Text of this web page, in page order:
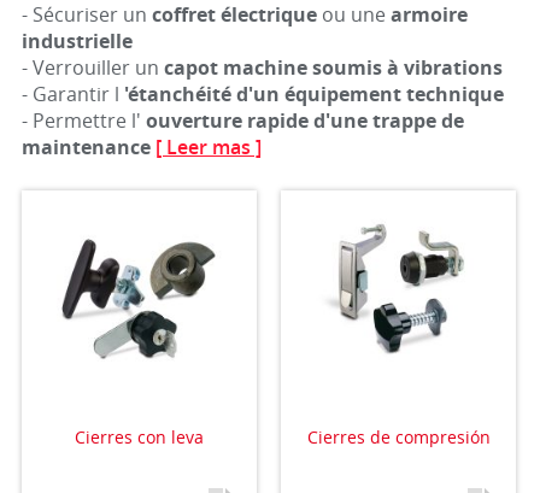
- Sécuriser un coffret électriqueou une armoire
industrielle
- Verrouiller un capot machine soumis à vibrations
- Garantir l 'étanchéité d'un équipement technique
- Permettre l' ouverture rapide d'une trappe de
maintenance [ Leer mas ]
Cierres con leva Cierres de compresión